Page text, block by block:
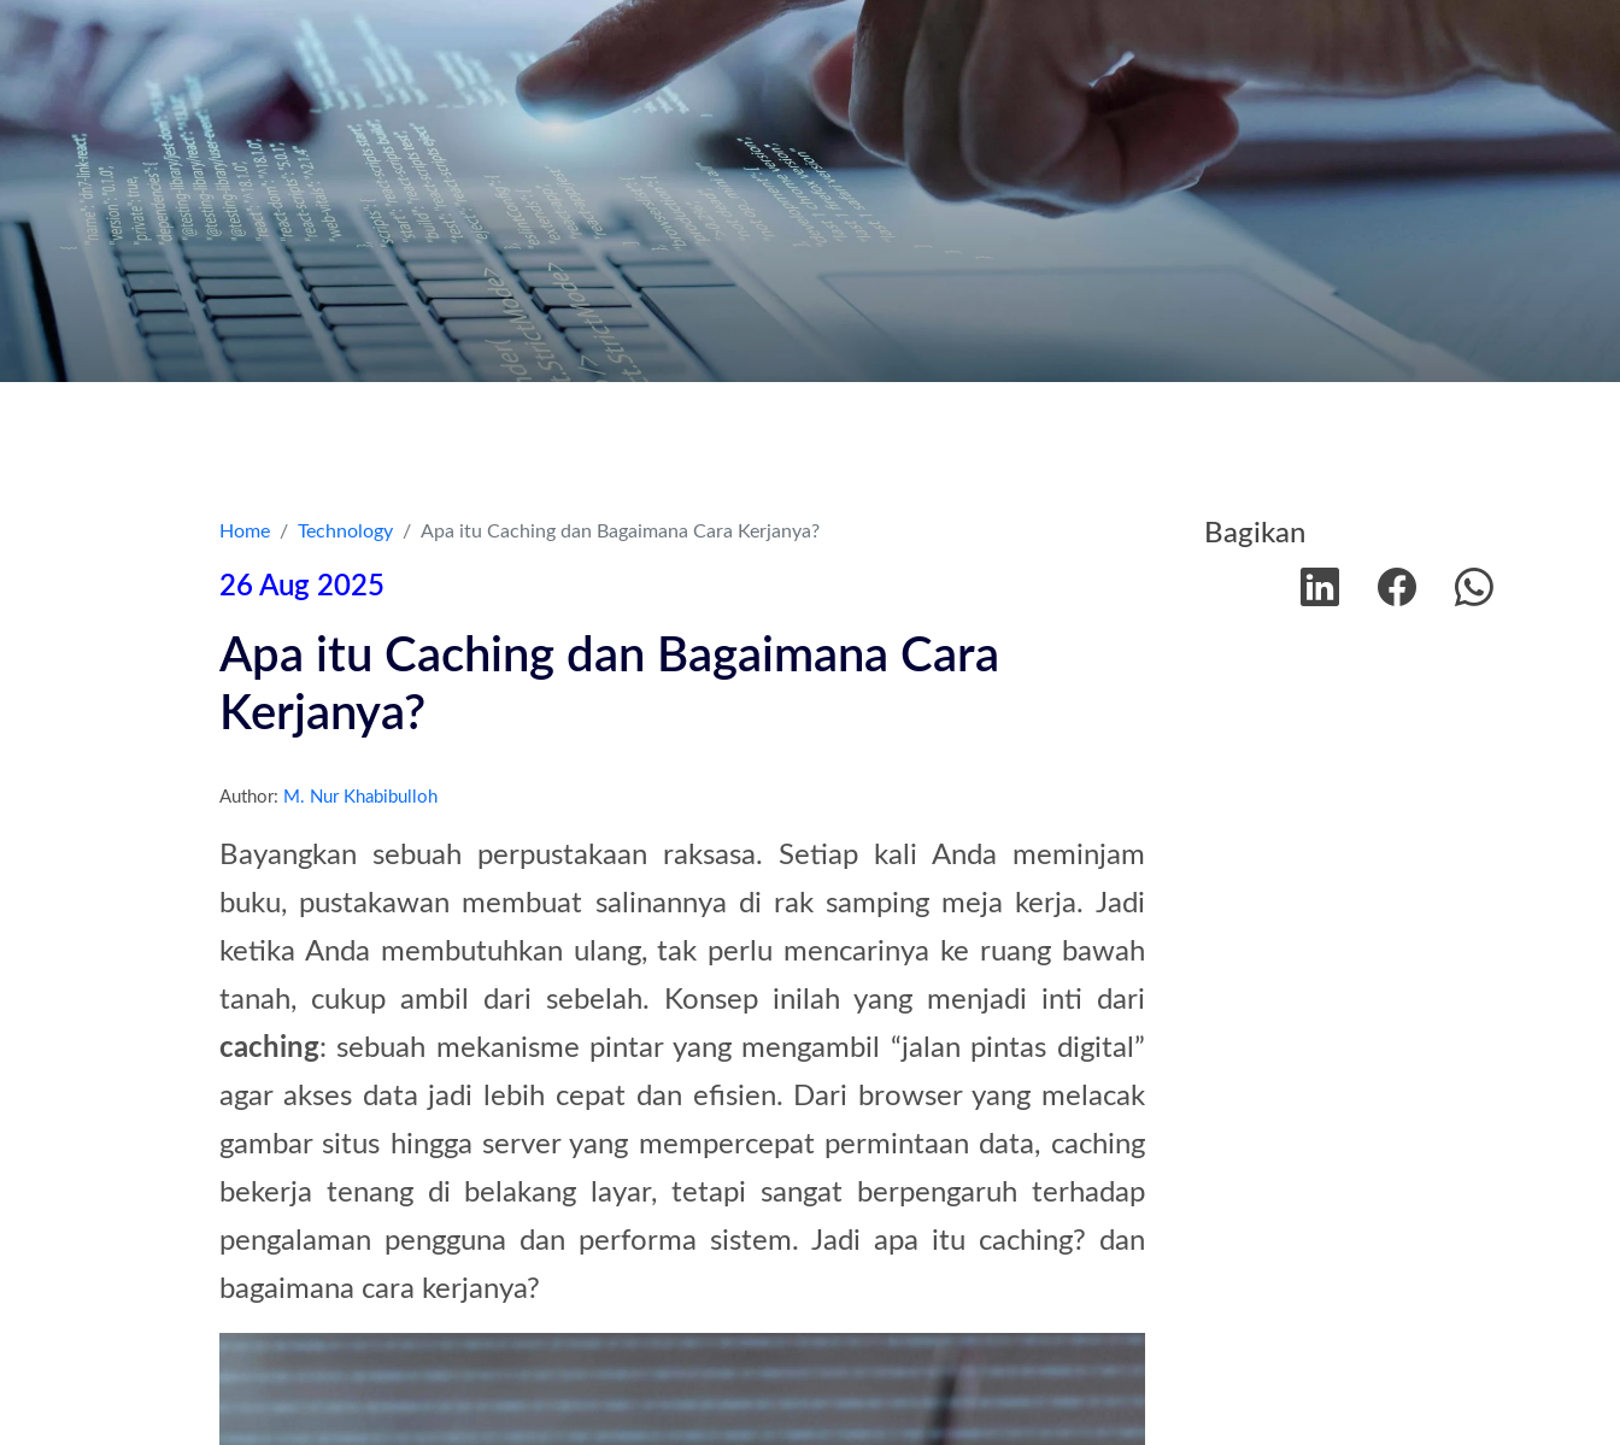
Home Technology Apa itu Caching dan Bagaimana Cara Kerjanya?
26 Aug 2025
Apa itu Caching dan Bagaimana Cara
Kerjanya?
Author: M. Nur Khabibulloh
Bayangkan sebuah perpustakaan raksasa. Setiap kali Anda meminjam
buku, pustakawan membuat salinannya di rak samping meja kerja. Jadi
ketika Anda membutuhkan ulang, tak perlu mencarinya ke ruang bawah
tanah, cukup ambil dari sebelah. Konsep inilah yang menjadi inti dari
caching: sebuah mekanisme pintar yang mengambil “jalan pintas digital”
agar akses data jadi lebih cepat dan efisien. Dari browser yang melacak
gambar situs hingga server yang mempercepat permintaan data, caching
bekerja tenang di belakang layar, tetapi sangat berpengaruh terhadap
pengalaman pengguna dan performa sistem. Jadi apa itu caching? dan
bagaimana cara kerjanya?
Bagikan